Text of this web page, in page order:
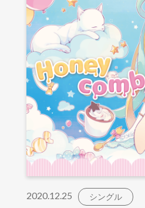
2020.12.25 シングル